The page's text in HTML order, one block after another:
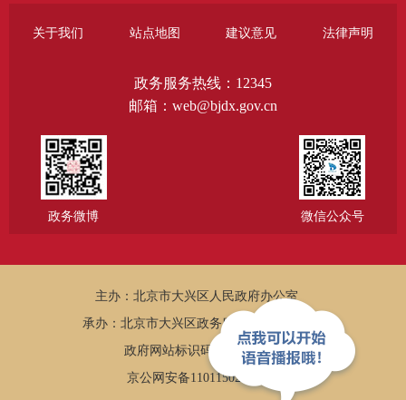
关于我们 站点地图 建议意见 法律声明
政务服务热线：12345
邮箱：web@bjdx.gov.cn
政务微博 微信公众号
主办：北京市大兴区人民政府办公室
承办：北京市大兴区政务服务和数据管理局
政府网站标识码：1101150005
京公网安备11011502002502